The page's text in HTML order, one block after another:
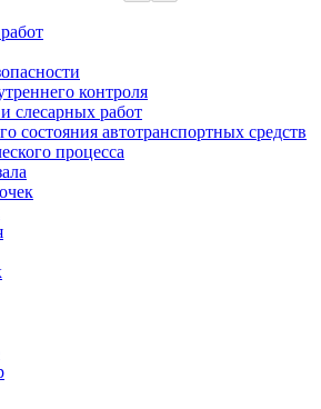
контроля
слесарных работ
состояния автотранспортных средств
процесса